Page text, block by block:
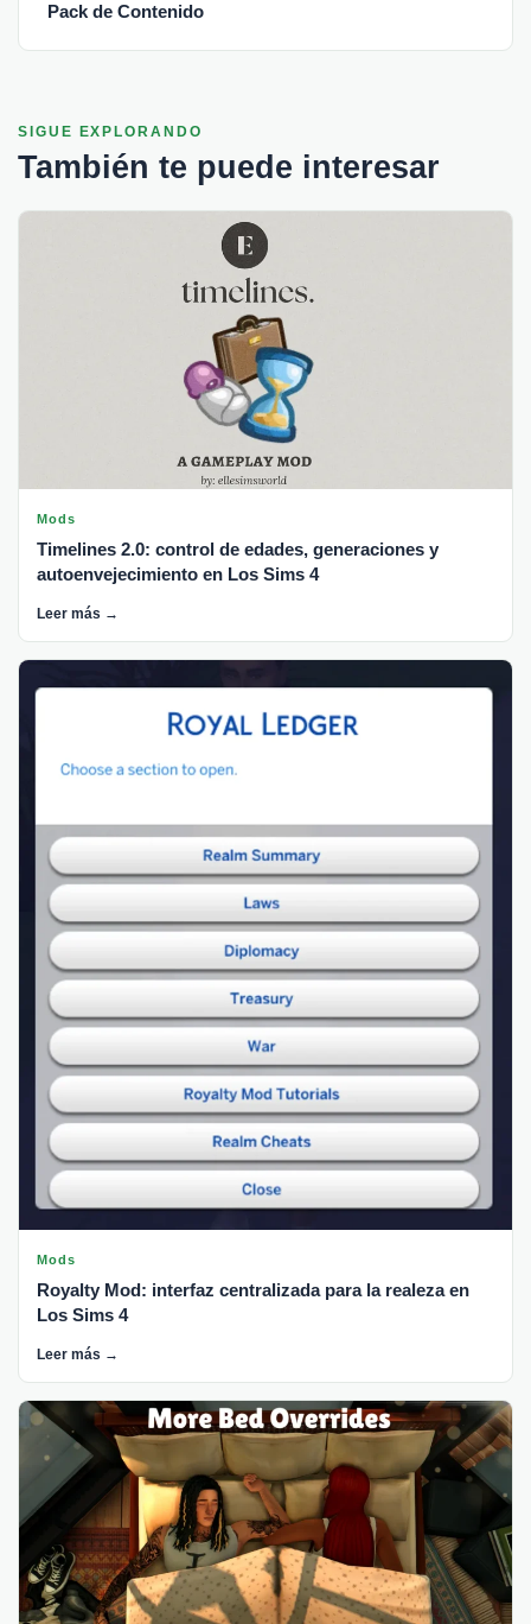
Pack de Contenido
SIGUE EXPLORANDO
También te puede interesar
Mods
Timelines 2.0: control de edades, generaciones y
autoenvejecimiento en Los Sims 4
Leer más →
Mods
Royalty Mod: interfaz centralizada para la realeza en
Los Sims 4
Leer más →